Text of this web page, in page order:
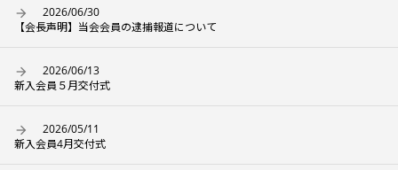
2026/06/30
【会長声明】当会会員の逮捕報道について
2026/06/13
新入会員５月交付式
2026/05/11
新入会員4月交付式